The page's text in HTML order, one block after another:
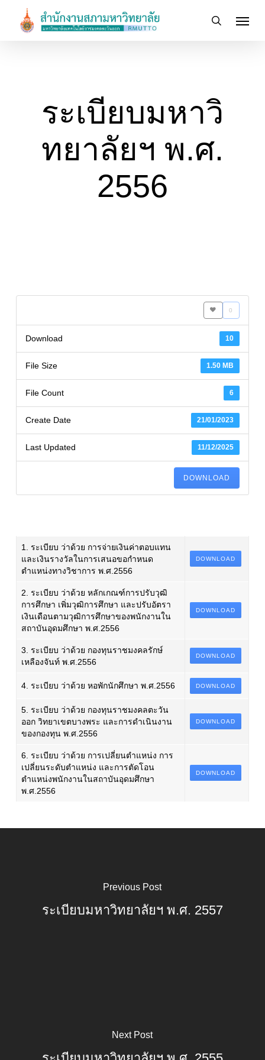
search
ระเบียบมหาวิ
ทยาลัยฯ พ.ศ.
2556
0
10
Download
1.50 MB
File Size
6
File Count
21/01/2023
Create Date
11/12/2025
Last Updated
DOWNLOAD
1. ระเบียบ ว่าด้วย การจ่ายเงินค่าตอบแทน
และเงินรางวัลในการเสนอขอกำหนด
ตำแหน่งทางวิชาการ พ.ศ.2556
DOWNLOAD
2. ระเบียบ ว่าด้วย หลักเกณฑ์การปรับวุฒิ
การศึกษา เพิ่มวุฒิการศึกษา และปรับอัตรา
เงินเดือนตามวุฒิการศึกษาของพนักงานใน
สถาบันอุดมศึกษา พ.ศ.2556
DOWNLOAD
3. ระเบียบ ว่าด้วย กองทุนราชมงคลรักษ์
เหลืองจันท์ พ.ศ.2556
DOWNLOAD
4. ระเบียบ ว่าด้วย หอพักนักศึกษา พ.ศ.2556 DOWNLOAD
5. ระเบียบ ว่าด้วย กองทุนราชมงคลตะวัน
ออก วิทยาเขตบางพระ และการดำเนินงาน
ของกองทุน พ.ศ.2556
DOWNLOAD
6. ระเบียบ ว่าด้วย การเปลี่ยนตำแหน่ง การ
เปลี่ยนระดับตำแหน่ง และการตัดโอน
ตำแหน่งพนักงานในสถาบันอุดมศึกษา
พ.ศ.2556
DOWNLOAD
Previous Post
ระเบียบมหาวิทยาลัยฯ พ.ศ. 2557
Next Post